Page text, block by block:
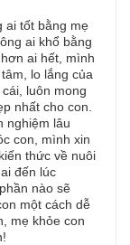
ai tốt bằng mẹ
ai khổ bằng
ai hết, mình
lo lắng của
luôn mong
nhất cho con.
nghiệm lâu
con, mình xin
thức về nuôi
đến lúc
nào sẽ
một cách dễ
mẹ khỏe con